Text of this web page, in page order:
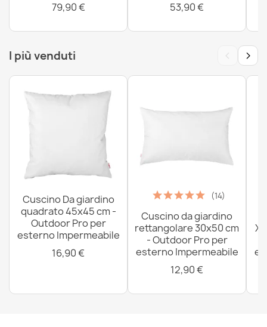
79,90 €
53,90 €
I più venduti ‹ ›
Cuscino Da giardino
quadrato 45x45 cm -
Outdoor Pro per
esterno Impermeabile
16,90 €
(14)
Cuscino da giardino
rettangolare 30x50 cm
- Outdoor Pro per
esterno Impermeabile
12,90 €